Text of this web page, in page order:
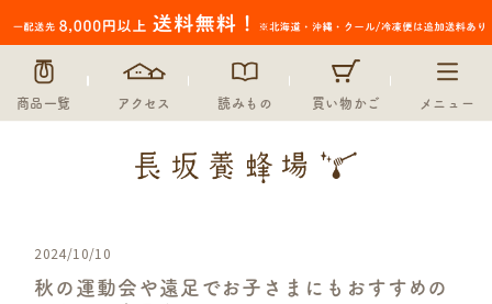
商品一覧 アクセス 読みもの 買い物かご メニュー
2024/10/10
秋の運動会や遠足でお子さまにもおすすめの